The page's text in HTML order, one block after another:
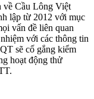
về Cầu Lông Việt
lập từ 2012 với mục
vấn đề liên quan
với các thông tin
sẽ cố gắng kiểm
hoạt động thử